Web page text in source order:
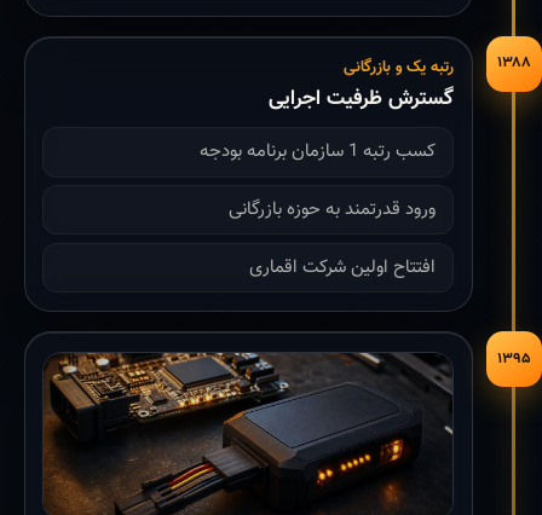
۱۳۸۸ رتبه یک و بازرگانی
گسترش ظرفیت اجرایی
کسب رتبه 1 سازمان برنامه بودجه
ورود قدرتمند به حوزه بازرگانی
افتتاح اولین شرکت اقماری
۱۳۹۵